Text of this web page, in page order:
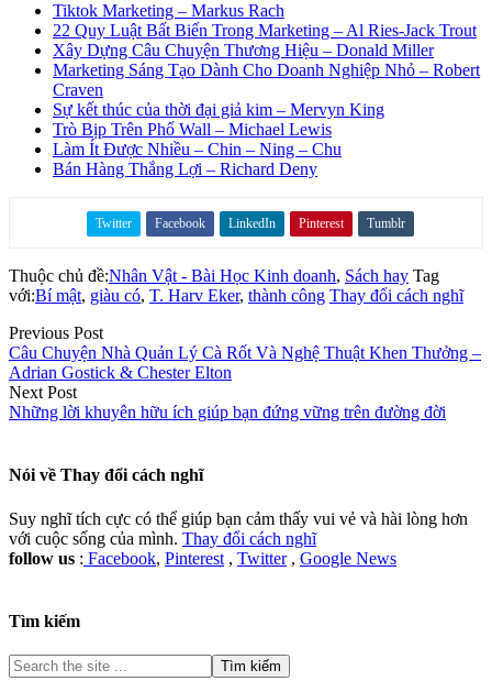
Tiktok Marketing – Markus Rach
22 Quy Luật Bất Biến Trong Marketing – Al Ries-Jack Trout
Xây Dựng Câu Chuyện Thương Hiệu – Donald Miller
Marketing Sáng Tạo Dành Cho Doanh Nghiệp Nhỏ – Robert
Craven
Sự kết thúc của thời đại giả kim – Mervyn King
Trò Bịp Trên Phố Wall – Michael Lewis
Làm Ít Được Nhiều – Chin – Ning – Chu
Bán Hàng Thắng Lợi – Richard Deny
Twitter Facebook LinkedIn Pinterest Tumblr
Thuộc chủ đề:Nhân Vật - Bài Học Kinh doanh, Sách hay Tag
với:Bí mật, giàu có, T. Harv Eker, thành công Thay đổi cách nghĩ
Previous Post
Câu Chuyện Nhà Quản Lý Cà Rốt Và Nghệ Thuật Khen Thưởng –
Adrian Gostick & Chester Elton
Next Post
Những lời khuyên hữu ích giúp bạn đứng vững trên đường đời
Nói về Thay đổi cách nghĩ
Suy nghĩ tích cực có thể giúp bạn cảm thấy vui vẻ và hài lòng hơn
với cuộc sống của mình. Thay đổi cách nghĩ
follow us : Facebook, Pinterest , Twitter, Google News
Tìm kiếm